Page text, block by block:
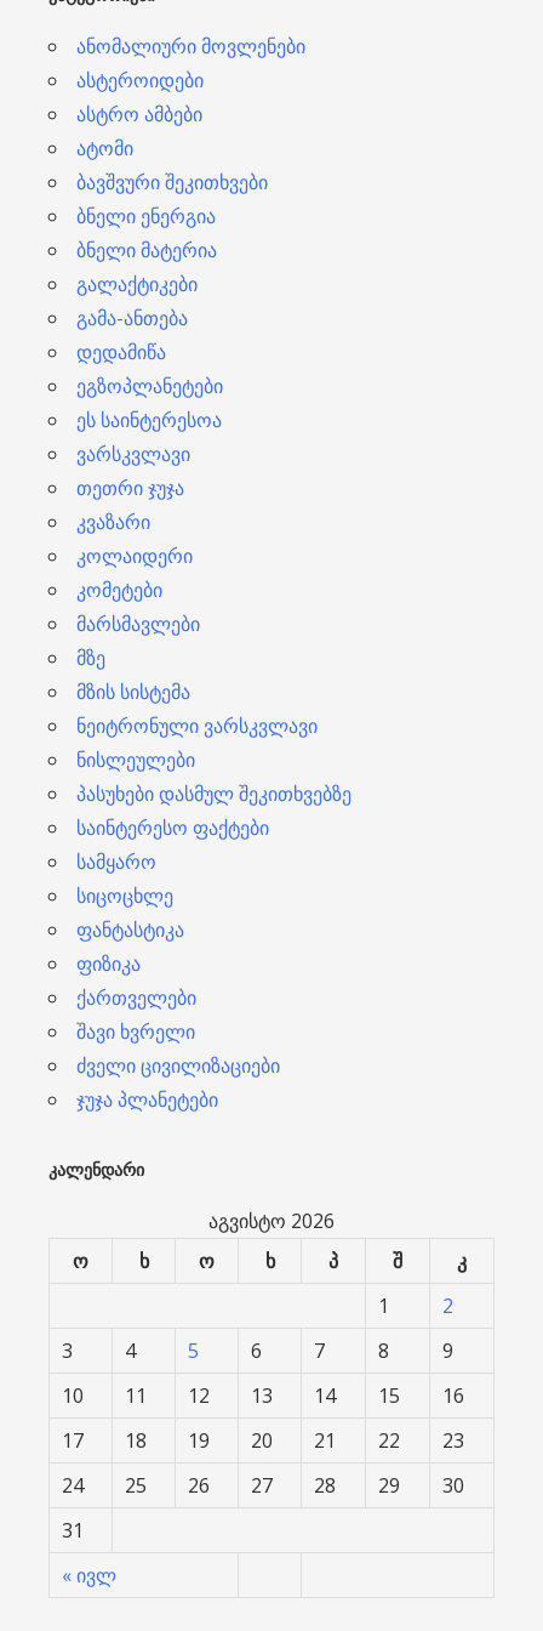
ანომალიური მოვლენები
ასტეროიდები
ასტრო ამბები
ატომი
ბავშვური შეკითხვები
ბნელი ენერგია
ბნელი მატერია
გალაქტიკები
გამა-ანთება
დედამიწა
ეგზოპლანეტები
ეს საინტერესოა
ვარსკვლავი
თეთრი ჯუჯა
კვაზარი
კოლაიდერი
კომეტები
მარსმავლები
მზე
მზის სისტემა
ნეიტრონული ვარსკვლავი
ნისლეულები
პასუხები დასმულ შეკითხვებზე
საინტერესო ფაქტები
სამყარო
სიცოცხლე
ფანტასტიკა
ფიზიკა
ქართველები
შავი ხვრელი
ძველი ცივილიზაციები
ჯუჯა პლანეტები
ᲙᲐᲚᲔᲜᲓᲐᲠᲘ
აგვისტო 2026
ო
ხ ო ხ პ შ კ
« ივლ
1
2
3
4 5 6 7 8
9
10
11 12 13 14 15
16
17
18 19 20 21 22
23
24
25 26 27 28 29
30
31